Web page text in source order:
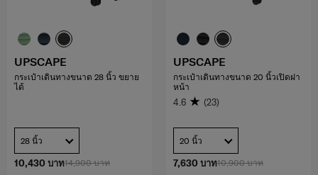
14,900 บาท
10,430 บาท
UPSCAPE
กระเป๋าเดินทางขนาด 28 นิ้ว ขยาย
ได้
28 นิ้ว
10,900 บาท
7,630 บาท
UPSCAPE
กระเป๋าเดินทางขนาด 20 นิ้วเปิดฝา
หน้า
4.6 (23)
20 นิ้ว